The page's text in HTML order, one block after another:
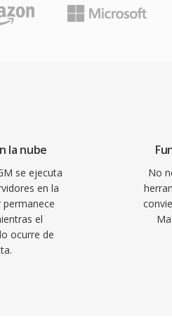
la nube
se ejecuta
en la
el
ocurre de
No